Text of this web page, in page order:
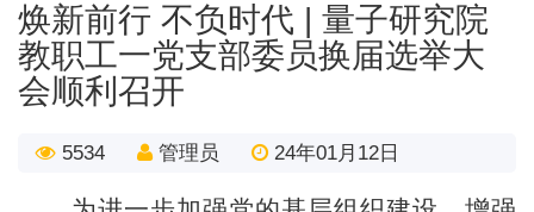
焕新前行 不负时代 | 量子研究院
教职工一党支部委员换届选举大
会顺利召开
5534 管理员 24年01月12日